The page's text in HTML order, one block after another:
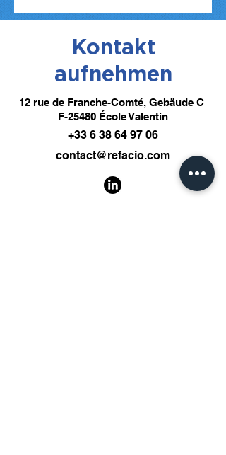
Kontakt
aufnehmen
12 rue de Franche-Comté, Gebäude C
F-25480 École Valentin
+33 6 38 64 97 06
contact@refacio.com